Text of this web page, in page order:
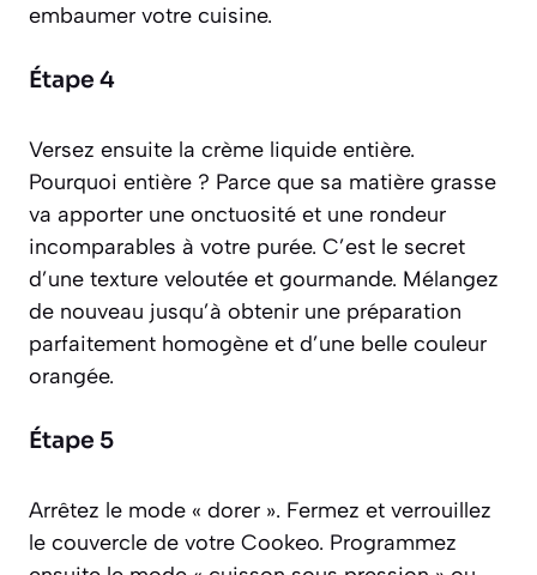
embaumer votre cuisine.
Étape 4
Versez ensuite la crème liquide entière.
Pourquoi entière ? Parce que sa matière grasse
va apporter une onctuosité et une rondeur
incomparables à votre purée. C’est le secret
d’une texture veloutée et gourmande. Mélangez
de nouveau jusqu’à obtenir une préparation
parfaitement homogène et d’une belle couleur
orangée.
Étape 5
Arrêtez le mode « dorer ». Fermez et verrouillez
le couvercle de votre Cookeo. Programmez